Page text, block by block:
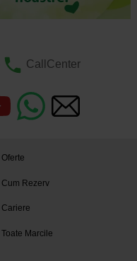
CallCenter
Oferte
Cum Rezerv
Cariere
Toate Marcile